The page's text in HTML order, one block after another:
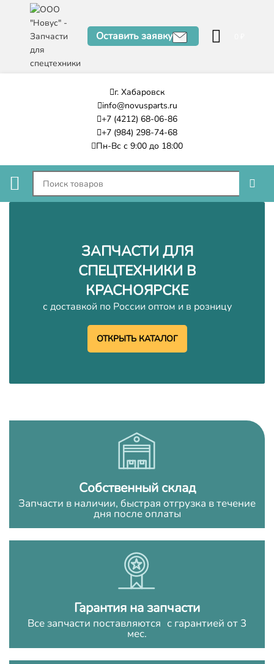
Оставить заявку
г. Хабаровск
info@novusparts.ru
+7 (4212) 68-06-86
+7 (984) 298-74-68
Пн-Вс с 9:00 до 18:00
ЗАПЧАСТИ ДЛЯ
СПЕЦТЕХНИКИ В
КРАСНОЯРСКЕ
с доставкой по России оптом и в розницу
ОТКРЫТЬ КАТАЛОГ
Собственный склад
Запчасти в наличии, быстрая отгрузка в течение
дня после оплаты
Гарантия на запчасти
Все запчасти поставляются с гарантией от 3
мес.